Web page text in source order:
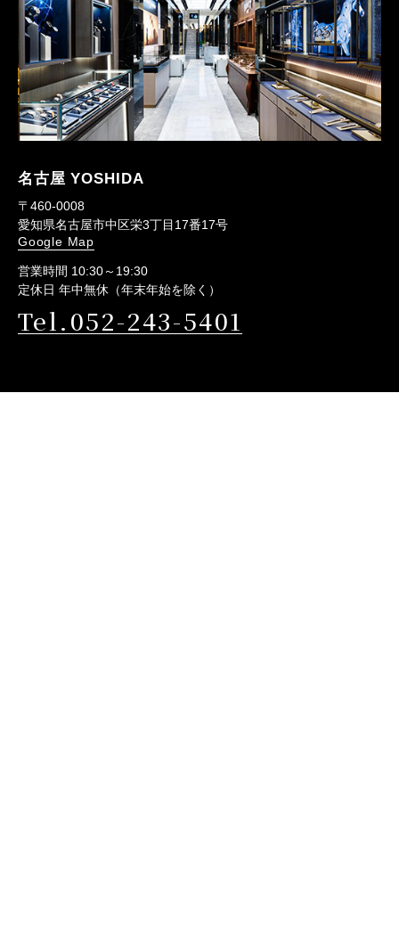
名古屋 YOSHIDA
〒460-0008
愛知県名古屋市中区栄3丁目17番17号
Google Map
営業時間 10:30～19:30
定休日 年中無休（年末年始を除く）
Tel.052-243-5401